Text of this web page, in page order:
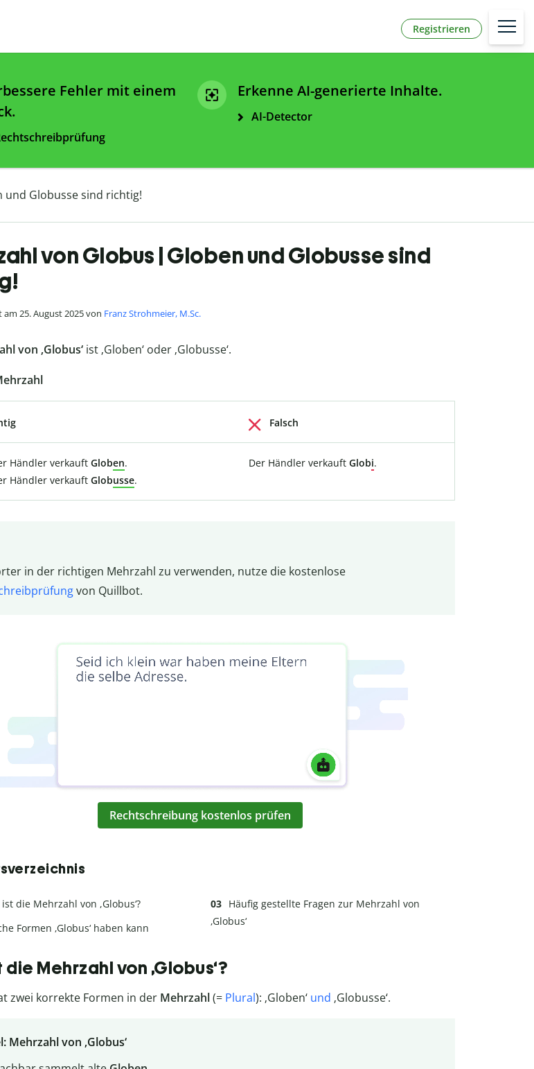
Registrieren
Fehler mit einem
Erkenne AI-generierte Inhalte.
AI-Detector
Globusse sind richtig!
von Globus | Globen und Globusse sind
25. August 2025 von Franz Strohmeier, M.Sc.
von ‚Globus‘ ist ‚Globen‘ oder ‚Globusse‘.
Falsch
Händler verkauft Globen.
Händler verkauft Globusse.
Der Händler verkauft Globi.
in der richtigen Mehrzahl zu verwenden, nutze die kostenlose
von Quillbot.
Rechtschreibung kostenlos prüfen
ist die Mehrzahl von ,Globus‘?
Formen ‚Globus‘ haben kann
Häufig gestellte Fragen zur Mehrzahl von
‚Globus‘
die Mehrzahl von ,Globus‘?
zwei korrekte Formen in der Mehrzahl(= Plural): ‚Globen‘ und ‚Globusse‘.
Mehrzahl von ‚Globus‘